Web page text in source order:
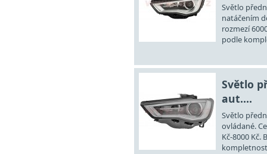
Světlo
natáčením
rozmezí
podle
Světlo
aut....
Světlo
ovládané.
Kč-8000 Kč.